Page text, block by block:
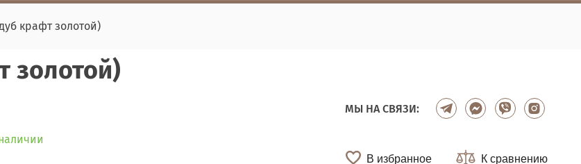
крафт золотой)
золотой)
МЫ НА СВЯЗИ:
В избранное К сравнению